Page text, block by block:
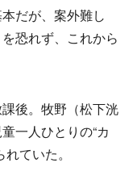
だが、案外難し
恐れず、これから
後。牧野（松下洸
一人ひとりの“カ
ていた。